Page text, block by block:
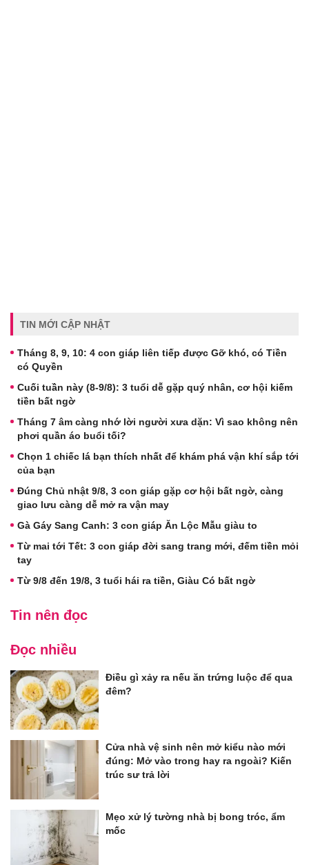
TIN MỚI CẬP NHẬT
Tháng 8, 9, 10: 4 con giáp liên tiếp được Gỡ khó, có Tiền
có Quyền
Cuối tuần này (8-9/8): 3 tuổi dễ gặp quý nhân, cơ hội kiếm
tiền bất ngờ
Tháng 7 âm càng nhớ lời người xưa dặn: Vì sao không nên
phơi quần áo buổi tối?
Chọn 1 chiếc lá bạn thích nhất để khám phá vận khí sắp tới
của bạn
Đúng Chủ nhật 9/8, 3 con giáp gặp cơ hội bất ngờ, càng
giao lưu càng dễ mở ra vận may
Gà Gáy Sang Canh: 3 con giáp Ăn Lộc Mẫu giàu to
Từ mai tới Tết: 3 con giáp đời sang trang mới, đếm tiền mỏi
tay
Từ 9/8 đến 19/8, 3 tuổi hái ra tiền, Giàu Có bất ngờ
Tin nên đọc
Đọc nhiều
Điều gì xảy ra nếu ăn trứng luộc để qua
đêm?
Cửa nhà vệ sinh nên mở kiểu nào mới
đúng: Mở vào trong hay ra ngoài? Kiến
trúc sư trả lời
Mẹo xử lý tường nhà bị bong tróc, ẩm
mốc